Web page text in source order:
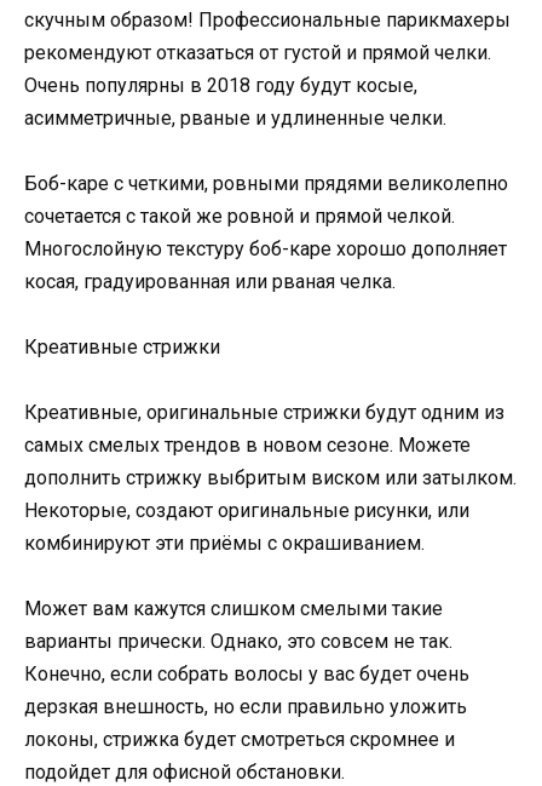
скучным образом! Профессиональные парикмахеры
рекомендуют отказаться от густой и прямой челки.
Очень популярны в 2018 году будут косые,
асимметричные, рваные и удлиненные челки.
Боб-каре с четкими, ровными прядями великолепно
сочетается с такой же ровной и прямой челкой.
Многослойную текстуру боб-каре хорошо дополняет
косая, градуированная или рваная челка.
Креативные стрижки
Креативные, оригинальные стрижки будут одним из
самых смелых трендов в новом сезоне. Можете
дополнить стрижку выбритым виском или затылком.
Некоторые, создают оригинальные рисунки, или
комбинируют эти приёмы с окрашиванием.
Может вам кажутся слишком смелыми такие
варианты прически. Однако, это совсем не так.
Конечно, если собрать волосы у вас будет очень
дерзкая внешность, но если правильно уложить
локоны, стрижка будет смотреться скромнее и
подойдет для офисной обстановки.